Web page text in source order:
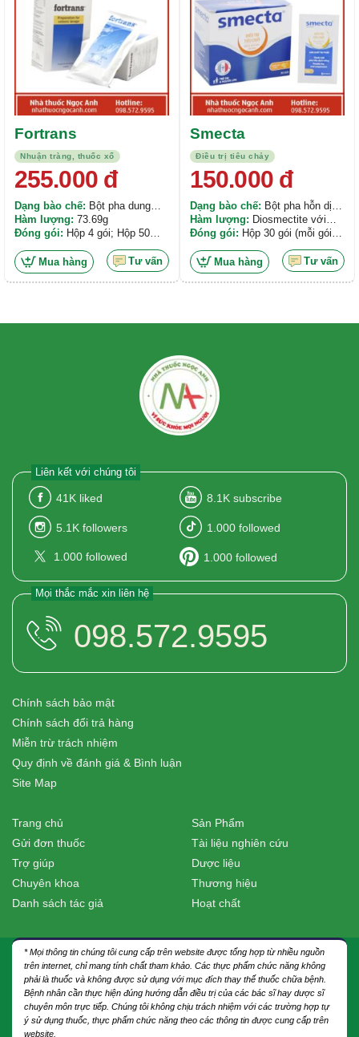
trang
sản
phẩm
Nhuận tràng, thuốc xổ
Fortrans
255.000đ
Dạng bào chế: Bột pha dung
dịch uống
Hàm lượng: 73.69g
Đóng gói: Hộp 4 gói; Hộp 50
Mua hàng
Tư vấn
Điều trị tiêu chảy
Smecta
150.000đ
Dạng bào chế: Bột pha hỗn dịch
uống
Hàm lượng: Diosmectite với
hàm lượng 3g.
Đóng gói: Hộp 30 gói (mỗi gói
Mua hàng
Tư vấn
Liên kết với chúng tôi
41K liked 8.1K subscribe
5.1K followers 1.000 followed
1.000 followed 1.000 followed
Mọi thắc mắc xin liên hệ
098.572.9595
Chính sách bảo mật
Chính sách đổi trả hàng
Miễn trừ trách nhiệm
Quy định về đánh giá & Bình luận
Site Map
Trang chủ
Gửi đơn thuốc
Trợ giúp
Chuyên khoa
Danh sách tác giả
Sản Phẩm
Tài liệu nghiên cứu
Dược liệu
Thương hiệu
Hoạt chất
* Mọi thông tin chúng tôi cung cấp trên website được tổng hợp từ nhiều nguồn
trên internet, chỉ mang tính chất tham khảo. Các thực phẩm chức năng không
phải là thuốc và không được sử dụng với mục đích thay thế thuốc chữa bệnh.
Bệnh nhân cần thực hiện đúng hướng dẫn điều trị của các bác sĩ hay dược sĩ
chuyên môn trực tiếp. Chúng tôi không chịu trách nhiệm với các trường hợp tự
ý sử dụng thuốc, thực phẩm chức năng theo các thông tin được cung cấp trên
website.